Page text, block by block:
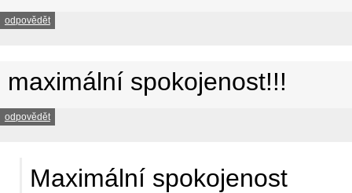
odpovědět
maximální spokojenost!!!
odpovědět
Maximální spokojenost